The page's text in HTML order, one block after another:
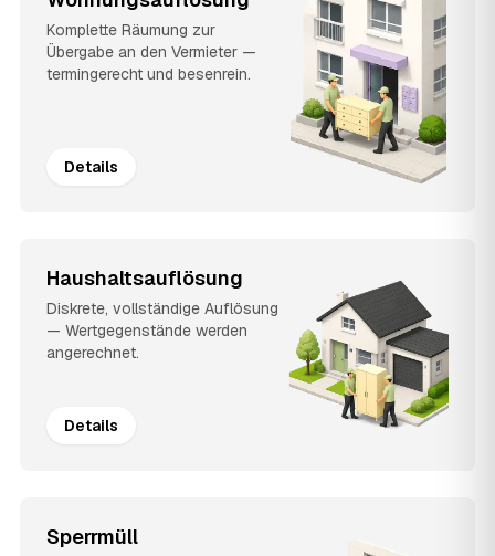
Komplette Räumung zur
Übergabe an den Vermieter —
termingerecht und besenrein.
Details
Haushaltsauflösung
Diskrete, vollständige Auflösung
— Wertgegenstände werden
angerechnet.
Details
Sperrmüll